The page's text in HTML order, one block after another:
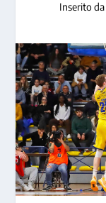
Inserito da